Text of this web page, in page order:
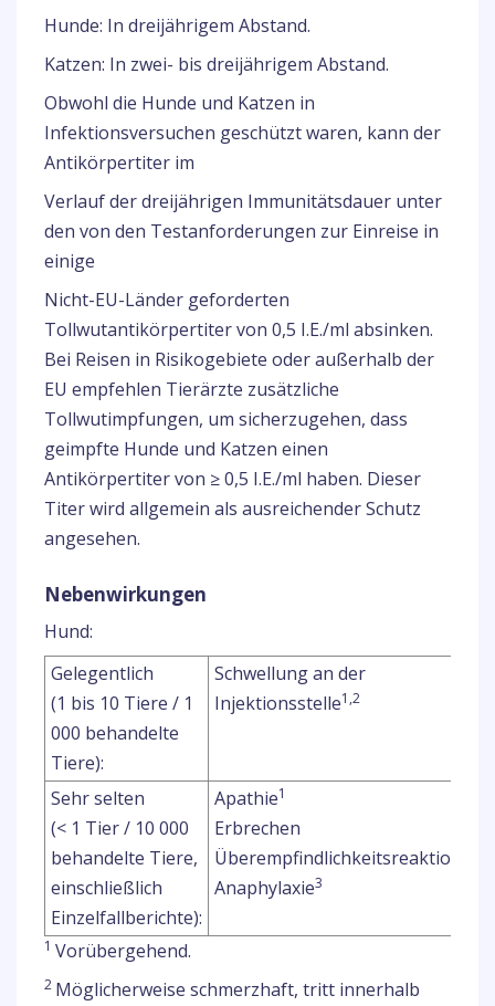
Hunde: In dreijährigem Abstand.
Katzen: In zwei- bis dreijährigem Abstand.
Obwohl die Hunde und Katzen in
Infektionsversuchen geschützt waren, kann der
Antikörpertiter im
Verlauf der dreijährigen Immunitätsdauer unter
den von den Testanforderungen zur Einreise in
einige
Nicht-EU-Länder geforderten
Tollwutantikörpertiter von 0,5 I.E./ml absinken.
Bei Reisen in Risikogebiete oder außerhalb der
EU empfehlen Tierärzte zusätzliche
Tollwutimpfungen, um sicherzugehen, dass
geimpfte Hunde und Katzen einen
Antikörpertiter von ≥ 0,5 I.E./ml haben. Dieser
Titer wird allgemein als ausreichender Schutz
angesehen.
Nebenwirkungen
Hund:
Gelegentlich
(1 bis 10 Tiere / 1
000 behandelte
Tiere):
Schwellung an der
Injektionsstelle1,2
Sehr selten
(< 1 Tier / 10 000
behandelte Tiere,
einschließlich
Einzelfallberichte):
Apathie1
Erbrechen
Überempfindlichkeitsreaktion,
Anaphylaxie3
1 Vorübergehend.
2 Möglicherweise schmerzhaft, tritt innerhalb